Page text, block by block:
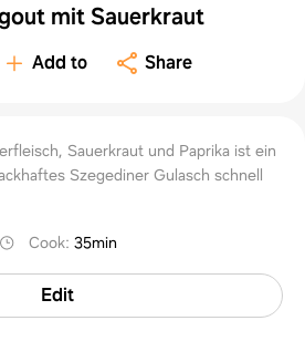
mit Sauerkraut
Add to Share
Sauerkraut und Paprika ist ein
Szegediner Gulasch schnell
Cook: 35min
Edit